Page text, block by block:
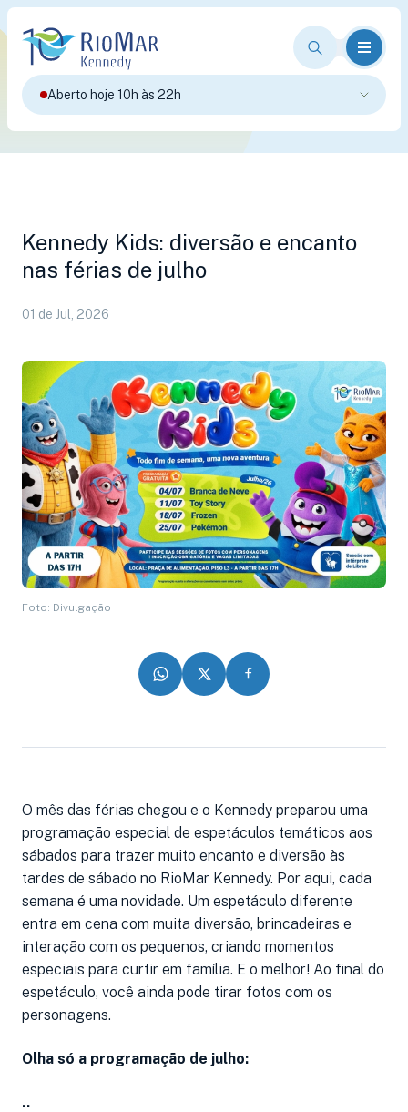
Aberto hoje 10h às 22h
Kennedy Kids: diversão e encanto
nas férias de julho
01 de Jul, 2026
Foto: Divulgação
O mês das férias chegou e o Kennedy preparou uma
programação especial de espetáculos temáticos aos
sábados para trazer muito encanto e diversão às
tardes de sábado no RioMar Kennedy. Por aqui, cada
semana é uma novidade. Um espetáculo diferente
entra em cena com muita diversão, brincadeiras e
interação com os pequenos, criando momentos
especiais para curtir em família. E o melhor! Ao final do
espetáculo, você ainda pode tirar fotos com os
personagens.
Olha só a programação de julho:
..